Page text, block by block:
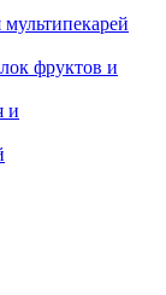
фруктов и
и